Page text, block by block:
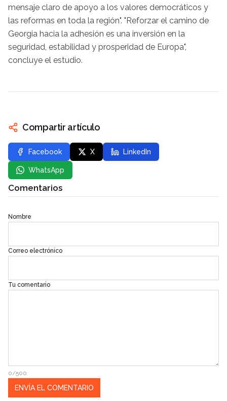
mensaje claro de apoyo a los valores democráticos y
las reformas en toda la región". "Reforzar el camino de
Georgia hacia la adhesión es una inversión en la
seguridad, estabilidad y prosperidad de Europa",
concluye el estudio.
Compartir artículo
Facebook X LinkedIn
WhatsApp
Comentarios
Nombre
Correo electrónico
Tu comentario
0/500